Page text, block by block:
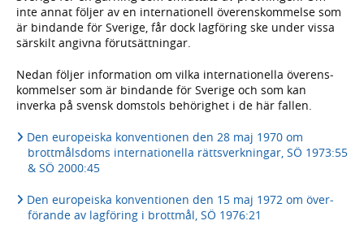
inte annat följer av en inter­nationell överens­kommelse som
är bindande för Sverige, får dock lagföring ske under vissa
särskilt angivna förut­sätt­ningar.
Nedan följer informa­tion om vilka inter­natio­nella överens­
kommelser som är bindande för Sverige och som kan
inverka på svensk domstols behörig­het i de här fallen.
Den europeiska konven­tionen den 28 maj 1970 om
brottmåls­doms inter­nationella rätts­verk­ningar, SÖ 1973:55
& SÖ 2000:45
Den europeiska konven­tionen den 15 maj 1972 om över­
förande av lagföring i brottmål, SÖ 1976:21